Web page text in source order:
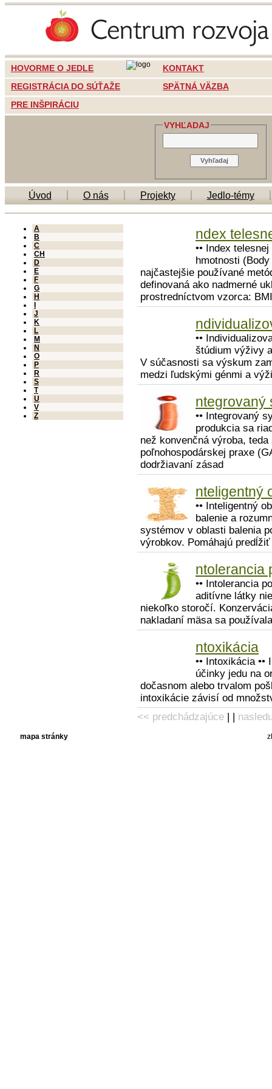
HOVORME O JEDLE
REGISTRÁCIA DO SÚŤAŽE
PRE INŠPIRÁCIU
KONTAKT
SPÄTNÁ VÄZBA
VYHĽADAJ
Úvod O nás Projekty Jedlo-témy
A
B
C
CH
D
E
F
G
H
J
K
L
M
N
O
P
R
S
T
U
V
Z
ndex
•• Index
hmotnosti
najčastejšie používané
definovaná ako nadmerné
prostredníctvom vzorca:
••
štúdium výživy
V súčasnosti sa výskum
medzi ľudskými génmi a
ntegrovaný
•• Integrovaný
produkcia sa
než konvenčná výroba,
poľnohospodárskej praxe
dodržiavaní zásad
nteligentný
•• Inteligentný
balenie a
systémov v oblasti balenia
výrobkov. Pomáhajú
ntolerancia
•• Intolerancia
aditívne látky
niekoľko storočí.
nakladaní mäsa sa
ntoxikácia
•• Intoxikácia
účinky jedu na
dočasnom alebo trvalom
intoxikácie závisí od
<< predchádzajúce | |
mapa stránky